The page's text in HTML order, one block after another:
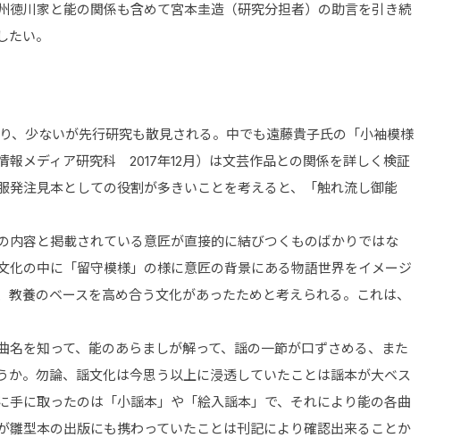
川家と能の関係も含めて宮本圭造（研究分担者）の助言を引き続
い。
少ないが先行研究も散見される。中でも遠藤貴子氏の「小袖模様
メディア研究科 2017年12月）は文芸作品との関係を詳しく検証
注見本としての役割が多きいことを考えると、「触れ流し御能
容と掲載されている意匠が直接的に結びつくものばかりではな
の中に「留守模様」の様に意匠の背景にある物語世界をイメージ
養のベースを高め合う文化があったためと考えられる。これは、
を知って、能のあらましが解って、謡の一節が口ずさめる、また
。勿論、謡文化は今思う以上に浸透していたことは謡本が大ベス
に取ったのは「小謡本」や「絵入謡本」で、それにより能の各曲
型本の出版にも携わっていたことは刊記により確認出来ることか